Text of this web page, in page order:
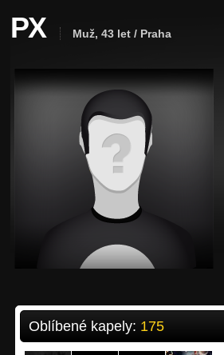
PX Muž, 43 let / Praha
Oblíbené kapely: 175